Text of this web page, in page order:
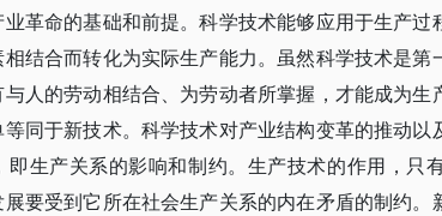
革命的基础和前提。科学技术能够应用于生产过
结合而转化为实际生产能力。虽然科学技术是
人的劳动相结合、为劳动者所掌握，才能成为生
同于新技术。科学技术对产业结构变革的推动以
即生产关系的影响和制约。生产技术的作用，只
要受到它所在社会生产关系的内在矛盾的制约